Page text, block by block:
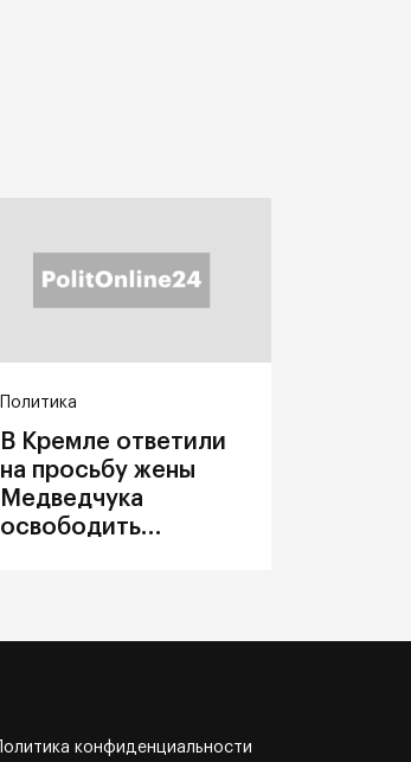
Политика
В Кремле ответили
на просьбу жены
Медведчука
освободить
Политика конфиденциальности